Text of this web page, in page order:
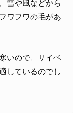
雪や風などから
ワフワの毛があ
いので、サイベ
しているのでし